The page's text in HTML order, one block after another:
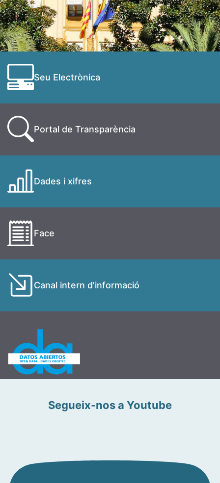
Seu Electrònica
Portal de Transparència
Dades i xifres
Face
Canal intern d’informació
Segueix-nos a Youtube